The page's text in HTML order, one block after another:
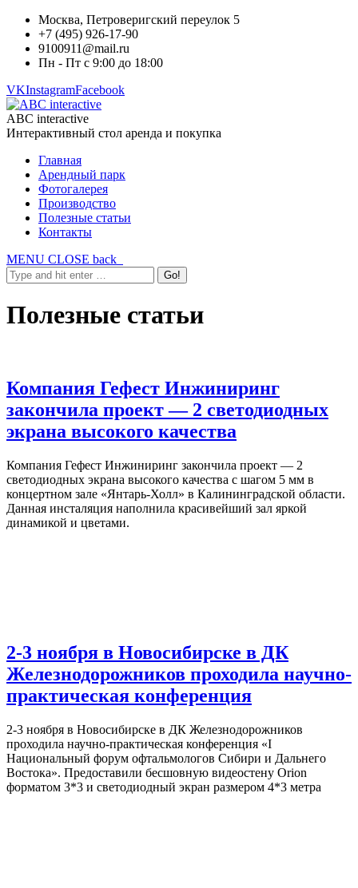
Москва, Петроверигский переулок 5
+7 (495) 926-17-90
9100911@mail.ru
Пн - Пт с 9:00 до 18:00
VKInstagramFacebook
ABC interactive
Интерактивный стол аренда и покупка
Главная
Арендный парк
Фотогалерея
Производство
Полезные статьи
Контакты
MENU CLOSE back
Полезные статьи
Компания Гефест Инжиниринг
закончила проект — 2 светодиодных
экрана высокого качества
Компания Гефест Инжиниринг закончила проект — 2
светодиодных экрана высокого качества с шагом 5 мм в
концертном зале «Янтарь-Холл» в Калининградской области.
Данная инсталяция наполнила красивейший зал яркой
динамикой и цветами.
2-3 ноября в Новосибирске в ДК
Железнодорожников проходила научно-
практическая конференция
2-3 ноября в Новосибирске в ДК Железнодорожников
проходила научно-практическая конференция «I
Национальный форум офтальмологов Сибири и Дальнего
Востока». Предоставили бесшовную видеостену Orion
форматом 3*3 и светодиодный экран размером 4*3 метра